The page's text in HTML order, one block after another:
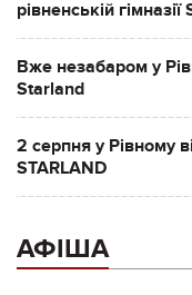
рівненській
Вже незабаром у
Starland
2 серпня у Рівному
STARLAND
АФІША